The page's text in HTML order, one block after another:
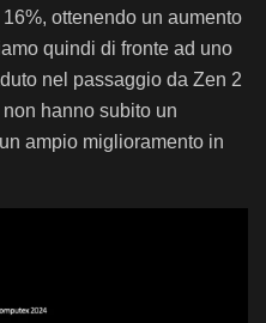
ottenendo un aumento
quindi di fronte ad uno
nel passaggio da Zen 2
hanno subito un
ampio miglioramento in